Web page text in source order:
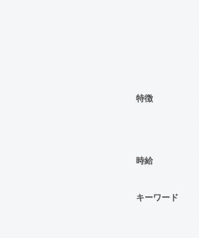
特徴
時給
キーワード